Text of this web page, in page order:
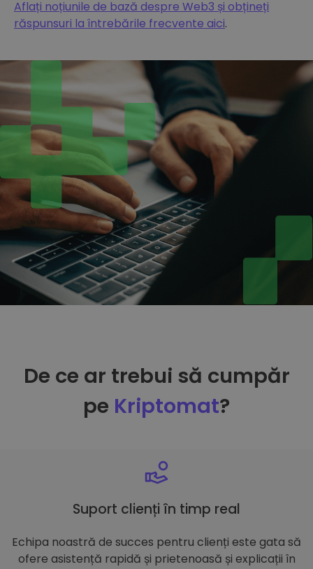
Aflați noțiunile de bază despre Web3 și obțineți
răspunsuri la întrebările frecvente aici.
De ce ar trebui să cumpăr
pe Kriptomat?
Suport clienți în timp real
Echipa noastră de succes pentru clienți este gata să
ofere asistență rapidă și prietenoasă și explicații în